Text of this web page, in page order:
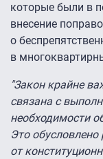
которые были в
внесение
о
в
"Закон крайне
связана с
необходимости
Это
от